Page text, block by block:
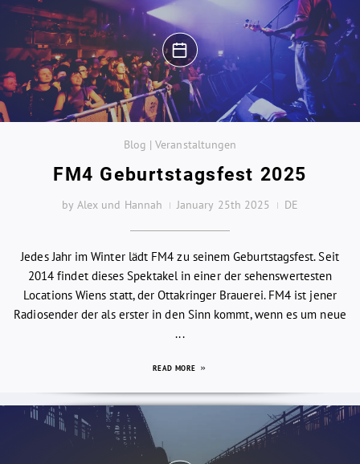
Blog | Veranstaltungen
FM4 Geburtstagsfest 2025
by Alex und Hannah January 25th 2025 DE
Jedes Jahr im Winter lädt FM4 zu seinem Geburtstagsfest. Seit
2014 findet dieses Spektakel in einer der sehenswertesten
Locations Wiens statt, der Ottakringer Brauerei. FM4 ist jener
Radiosender der als erster in den Sinn kommt, wenn es um neue
...
READ MORE